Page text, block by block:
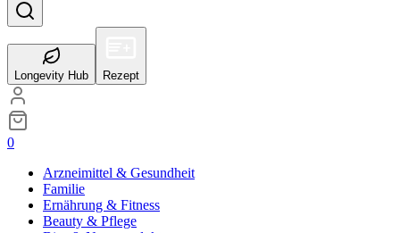
Longevity Hub Rezept
0
Arzneimittel & Gesundheit
Familie
Ernährung & Fitness
Beauty & Pflege